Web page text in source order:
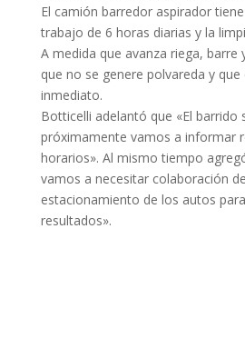
El camión barredor aspirador
trabajo de 6 horas diarias y la
A medida que avanza riega, barre
que no se genere polvareda y
inmediato.
Botticelli adelantó que «El barrido
próximamente vamos a informar
horarios». Al mismo tiempo
vamos a necesitar colaboración
estacionamiento de los autos
resultados».